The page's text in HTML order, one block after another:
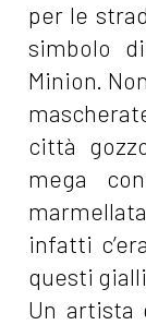
per le
simbolo
Minion.
città
mega
infatti
questi
Un artista